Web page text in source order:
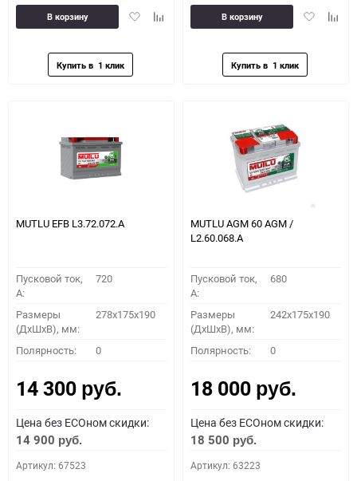
ДобавитьДобавить
В корзину
Добавить
В корзину
MUTLU EFB L3.72.072.A
Пусковой ток,
A:
720
Размеры
(ДхШхВ), мм:
278x175x190
Полярность: 0
14 300 руб.
Цена без ECOном скидки:
14 900 руб.
Артикул: 67523
MUTLU AGM 60 AGM /
L2.60.068.A
Пусковой ток,
A:
680
Размеры
(ДхШхВ), мм:
242x175x190
Полярность: 0
18 000 руб.
Цена без ECOном скидки:
18 500 руб.
Артикул: 63223